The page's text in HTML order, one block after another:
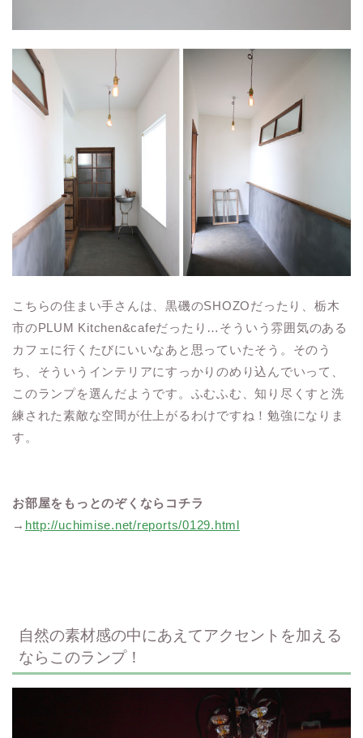
こちらの住まい手さんは、黒磯のSHOZOだったり、栃木
市のPLUM Kitchen&cafeだったり…そういう雰囲気のある
カフェに行くたびにいいなあと思っていたそう。そのう
ち、そういうインテリアにすっかりのめり込んでいって、
このランプを選んだようです。ふむふむ、知り尽くすと洗
練された素敵な空間が仕上がるわけですね！勉強になりま
す。
お部屋をもっとのぞくならコチラ
→ http://uchimise.net/reports/0129.html
自然の素材感の中にあえてアクセントを加える
ならこのランプ！